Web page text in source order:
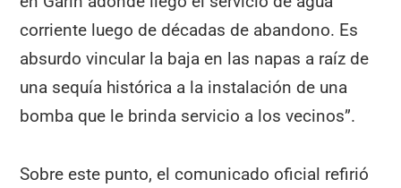
corriente luego de décadas de abandono. Es
absurdo vincular la baja en las napas a raíz de
una sequía histórica a la instalación de una
bomba que le brinda servicio a los vecinos”.
Sobre este punto, el comunicado oficial refirió